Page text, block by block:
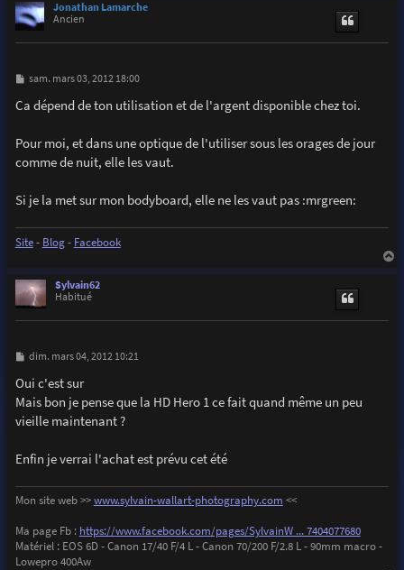
Jonathan Lamarche
Ancien
M
s
s
e
sam. mars 03, 2012 18:00
Ca dépend de ton utilisation et de l'argent disponible chez toi.
Pour moi, et dans une optique de l'utiliser sous les orages de jour
comme de nuit, elle les vaut.
Si je la met sur mon bodyboard, elle ne les vaut pas :mrgreen:
Site- Blog- Facebook
Sylvain62
Habitué
M
s
s
a
e
dim. mars 04, 2012 10:21
Oui c'est sur
Mais bon je pense que la HD Hero 1 ce fait quand même un peu
vieille maintenant ?
Enfin je verrai l'achat est prévu cet été
Mon site web >>www.sylvain-wallart-photography.com <<
Ma page Fb : https://www.facebook.com/pages/SylvainW ... 7404077680
Matériel : EOS 6D - Canon 17/40 F/4 L - Canon 70/200 F/2.8 L - 90mm macro -
Lowepro 400Aw